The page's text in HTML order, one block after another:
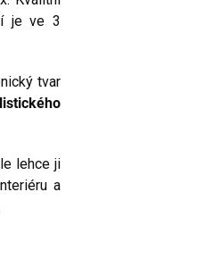
je ve 3
tvar
lehce ji
a